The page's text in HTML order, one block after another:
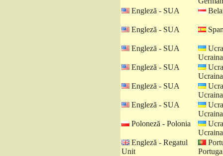
Engleză - SUA
Engleză - SUA
Engleză - SUA
Ucraina
Engleză - SUA
Ucraina
Engleză - SUA
Ucraina
Engleză - SUA
Ucraina
Poloneză - Polonia
Ucraina
Engleză - Regatul
Unit